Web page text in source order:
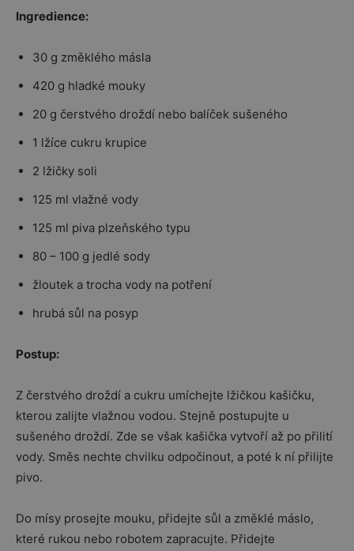
Ingredience:
30 g změklého másla
420 g hladké mouky
20 g čerstvého droždí nebo balíček sušeného
1 lžíce cukru krupice
2 lžičky soli
125 ml vlažné vody
125 ml piva plzeňského typu
80 – 100 g jedlé sody
žloutek a trocha vody na potření
hrubá sůl na posyp
Postup:
Z čerstvého droždí a cukru umíchejte lžičkou kašičku,
kterou zalijte vlažnou vodou. Stejně postupujte u
sušeného droždí. Zde se však kašička vytvoří až po přilití
vody. Směs nechte chvilku odpočinout, a poté k ní přilijte
pivo.
Do mísy prosejte mouku, přidejte sůl a změklé máslo,
které rukou nebo robotem zapracujte. Přidejte